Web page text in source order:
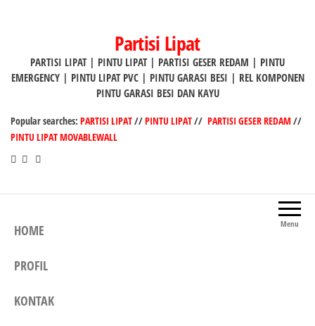
Partisi Lipat
PARTISI LIPAT | PINTU LIPAT | PARTISI GESER REDAM | PINTU
EMERGENCY | PINTU LIPAT PVC | PINTU GARASI BESI | REL KOMPONEN
PINTU GARASI BESI DAN KAYU
Popular searches: PARTISI LIPAT//PINTU LIPAT// PARTISI GESER REDAM//
PINTU LIPAT MOVABLEWALL
Menu
HOME
PROFIL
KONTAK